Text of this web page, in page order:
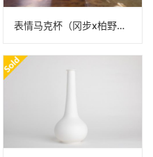
表情马克杯（冈步x柏野纪文）